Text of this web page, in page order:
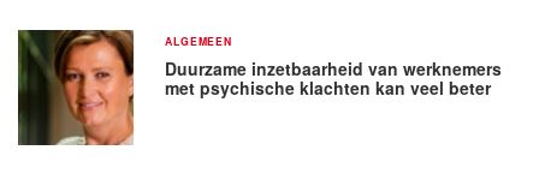
ALGEMEEN
Duurzame inzetbaarheid van werknemers
met psychische klachten kan veel beter